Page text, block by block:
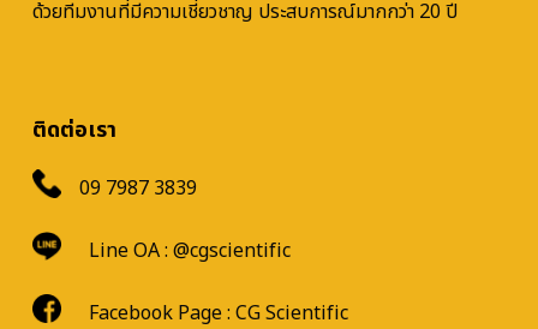
ด้วยทีมงานที่มีความเชี่ยวชาญ ประสบการณ์มากกว่า 20 ปี
ติดต่อเรา
09 7987 3839
Line OA : @cgscientific
Facebook Page : CG Scientific